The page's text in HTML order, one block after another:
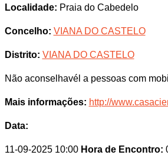
Localidade: Praia do Cabedelo
Concelho: VIANA DO CASTELO
Distrito: VIANA DO CASTELO
Não aconselhavél a pessoas com
Mais informações: http://
Data:
11-09-2025 10:00 Hora de Encontro: